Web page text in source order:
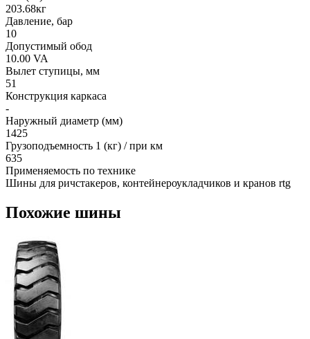
203.68кг
Давление, бар
10
Допустимый обод
10.00 VA
Вылет ступицы, мм
51
Конструкция каркаса
-
Наружный диаметр (мм)
1425
Грузоподъемность 1 (кг) / при км
635
Применяемость по технике
Шины для ричстакеров, контейнероукладчиков и кранов rtg
Похожие шины